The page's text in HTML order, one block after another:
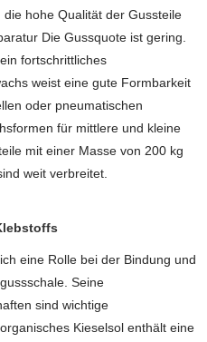
hohe Qualität der Gussteile
Die Gussquote ist gering.
fortschrittliches
weist eine gute Formbarkeit
oder pneumatischen
für mittlere und kleine
mit einer Masse von 200 kg
weit verbreitet.
eine Rolle bei der Bindung und
Seine
sind wichtige
Kieselsol enthält eine